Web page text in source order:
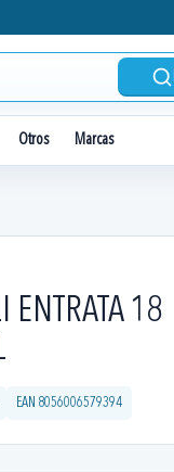
Otros Marcas
ENTRATA 18
EAN 8056006579394